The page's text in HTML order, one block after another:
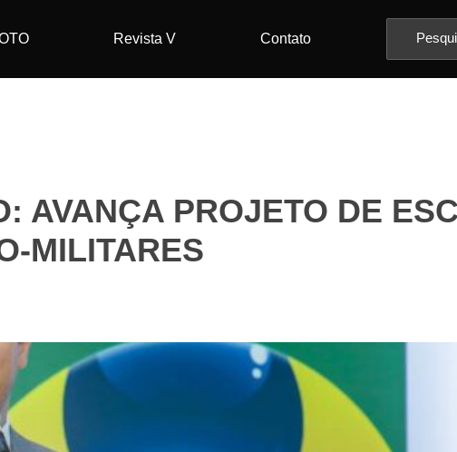
Revista V Contato
AVANÇA PROJETO DE
MILITARES